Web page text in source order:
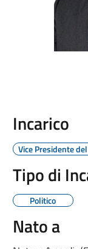
Incarico
Vice Presidente
Tipo di
Politico
Nato a